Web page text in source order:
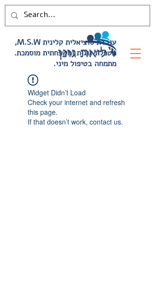
,M.S.W עובדת סוציאלית קלינית
.מטפלת זוגית ומשפחתית מוסמכת
.מתמחה בטיפול מיני
Widget Didn’t Load
Check your internet and refresh
this page.
If that doesn’t work, contact us.